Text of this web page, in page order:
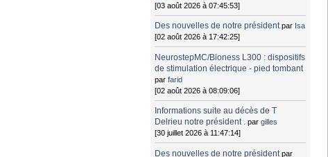
[03 août 2026 à 07:45:53]
Des nouvelles de notre président par Isa
[02 août 2026 à 17:42:25]
NeurostepMC/Bioness L300 : dispositifs
de stimulation électrique - pied tombant
parfarid
[02 août 2026 à 08:09:06]
Informations suite au décès de T
Delrieu notre président . pargilles
[30 juillet 2026 à 11:47:14]
Des nouvelles de notre président par